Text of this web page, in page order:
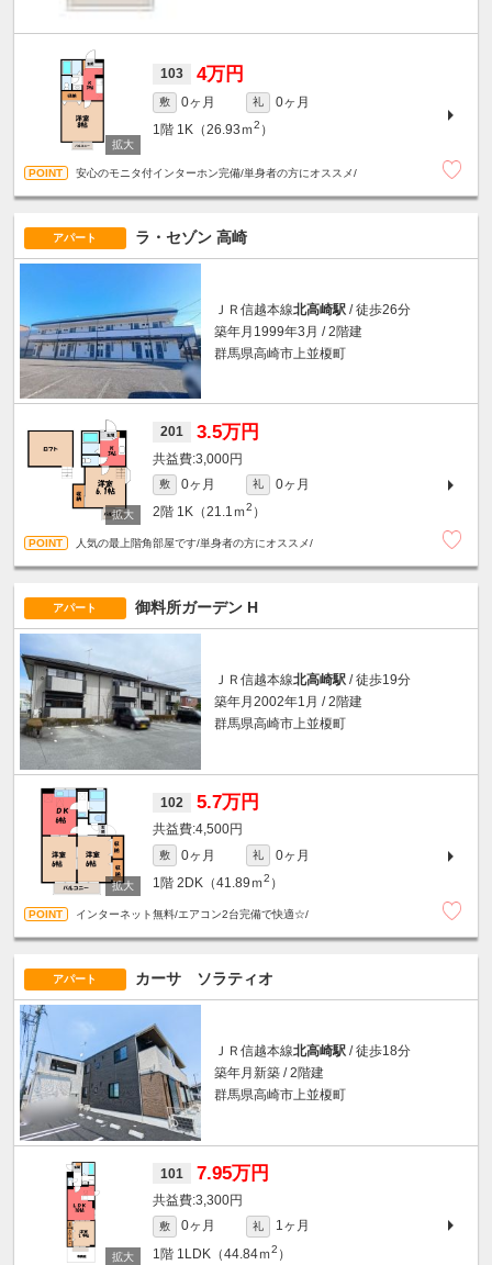
103 4万円
敷 0ヶ月 礼
0ヶ月
1階 1K（26.93ｍ2 ）
安心のモニタ付インターホン完備/単身者の方にオススメ/
アパート ラ・セゾン 高崎
ＪＲ信越本線北高崎駅 / 徒歩26分
築年月1999年3月 / 2階建
群馬県高崎市上並榎町
201 3.5万円
3,000円
敷 0ヶ月 礼
0ヶ月
2階 1K（21.1ｍ2 ）
人気の最上階角部屋です/単身者の方にオススメ/
アパート 御料所ガーデン H
ＪＲ信越本線北高崎駅 / 徒歩19分
築年月2002年1月 / 2階建
群馬県高崎市上並榎町
102 5.7万円
4,500円
敷 0ヶ月 礼
0ヶ月
1階 2DK（41.89ｍ2 ）
インターネット無料/エアコン2台完備で快適☆/
アパート カーサ ソラティオ
ＪＲ信越本線北高崎駅 / 徒歩18分
築年月新築 / 2階建
群馬県高崎市上並榎町
101 7.95万円
3,300円
敷 0ヶ月 礼
1ヶ月
1階 1LDK（44.84ｍ2 ）